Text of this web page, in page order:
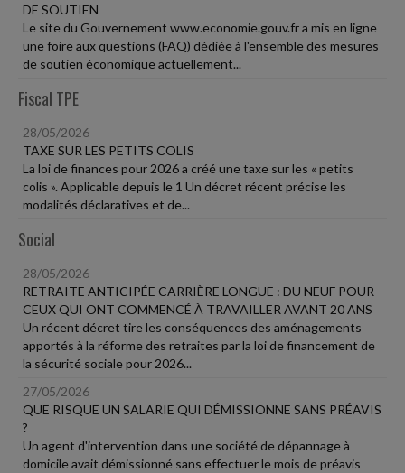
DE SOUTIEN
Le site du Gouvernement www.economie.gouv.fr a mis en ligne
une foire aux questions (FAQ) dédiée à l'ensemble des mesures
de soutien économique actuellement...
Fiscal TPE
28/05/2026
TAXE SUR LES PETITS COLIS
La loi de finances pour 2026 a créé une taxe sur les « petits
colis ». Applicable depuis le 1 Un décret récent précise les
modalités déclaratives et de...
Social
28/05/2026
RETRAITE ANTICIPÉE CARRIÈRE LONGUE : DU NEUF POUR
CEUX QUI ONT COMMENCÉ À TRAVAILLER AVANT 20 ANS
Un récent décret tire les conséquences des aménagements
apportés à la réforme des retraites par la loi de financement de
la sécurité sociale pour 2026...
27/05/2026
QUE RISQUE UN SALARIE QUI DÉMISSIONNE SANS PRÉAVIS
?
Un agent d'intervention dans une société de dépannage à
domicile avait démissionné sans effectuer le mois de préavis